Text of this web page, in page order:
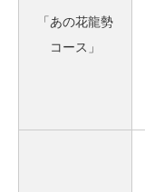
「あの花龍勢
コース」